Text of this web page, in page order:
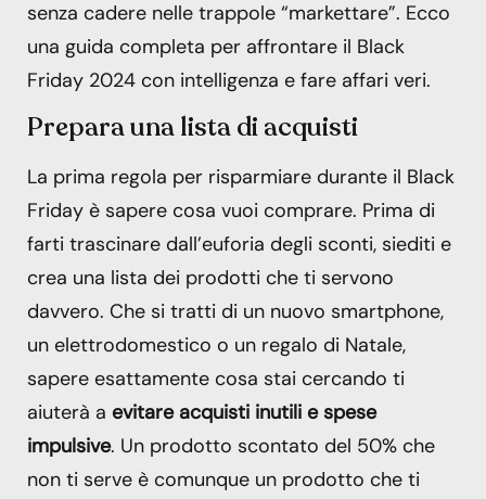
senza cadere nelle trappole “markettare”. Ecco
una guida completa per affrontare il Black
Friday 2024 con intelligenza e fare affari veri.
Prepara una lista di acquisti
La prima regola per risparmiare durante il Black
Friday è sapere cosa vuoi comprare. Prima di
farti trascinare dall’euforia degli sconti, siediti e
crea una lista dei prodotti che ti servono
davvero. Che si tratti di un nuovo smartphone,
un elettrodomestico o un regalo di Natale,
sapere esattamente cosa stai cercando ti
aiuterà a evitare acquisti inutili e spese
impulsive. Un prodotto scontato del 50% che
non ti serve è comunque un prodotto che ti